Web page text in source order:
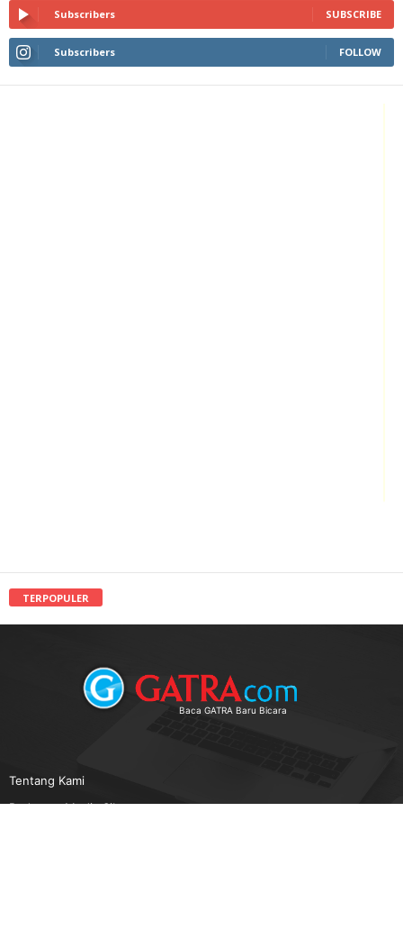
Subscribers SUBSCRIBE
Subscribers FOLLOW
TERPOPULER
Baca GATRA Baru Bicara
Tentang Kami
Pedoman Media Siber